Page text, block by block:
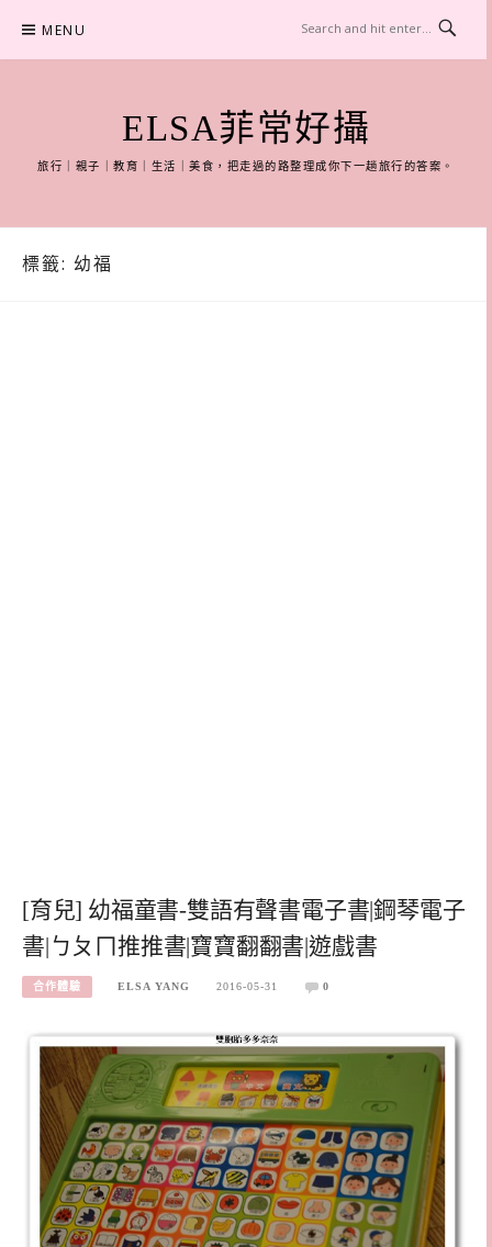
content
MENU
ELSA菲常好攝
旅行｜親子｜教育｜生活｜美食，把走過的路整理成你下一趟旅行的答案。
標籤: 幼福
[育兒] 幼福童書-雙語有聲書電子書|鋼琴電子
書|ㄅㄆㄇ推推書|寶寶翻翻書|遊戲書
合作體驗 ELSA YANG 2016-05-31 0